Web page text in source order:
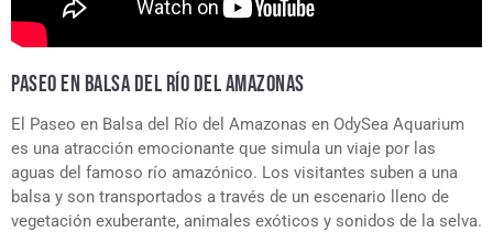
PASEO EN BALSA DEL RÍO DEL AMAZONAS
El Paseo en Balsa del Río del Amazonas en OdySea Aquarium
es una atracción emocionante que simula un viaje por las
aguas del famoso río amazónico. Los visitantes suben a una
balsa y son transportados a través de un escenario lleno de
vegetación exuberante, animales exóticos y sonidos de la selva.